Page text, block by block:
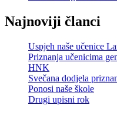
Najnoviji članci
Uspjeh naše učenice
Priznanja učenicima
HNK
Svečana dodjela
Ponosi naše škole
Drugi upisni rok